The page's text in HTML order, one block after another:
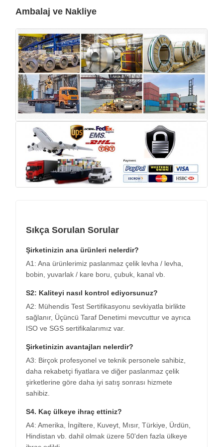
Ambalaj ve Nakliye
Sıkça Sorulan Sorular
Şirketinizin ana ürünleri nelerdir?
A1: Ana ürünlerimiz paslanmaz çelik levha / levha,
bobin, yuvarlak / kare boru, çubuk, kanal vb.
S2: Kaliteyi nasıl kontrol ediyorsunuz?
A2: Mühendis Test Sertifikasyonu sevkiyatla birlikte
sağlanır, Üçüncü Taraf Denetimi mevcuttur ve ayrıca
ISO ve SGS sertifikalarımız var.
Şirketinizin avantajları nelerdir?
A3: Birçok profesyonel ve teknik personele sahibiz,
daha rekabetçi fiyatlara ve diğer paslanmaz çelik
şirketlerine göre daha iyi satış sonrası hizmete
sahibiz.
S4. Kaç ülkeye ihraç ettiniz?
A4: Amerika, İngiltere, Kuveyt, Mısır, Türkiye, Ürdün,
Hindistan vb. dahil olmak üzere 50'den fazla ülkeye